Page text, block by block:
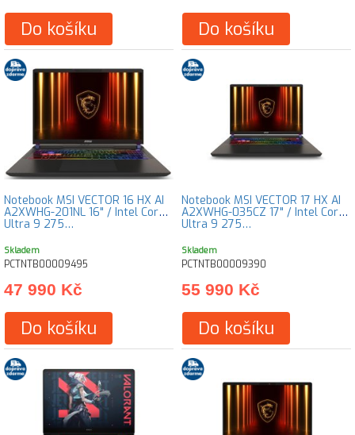
Do košíku Do košíku
Notebook MSI VECTOR 16 HX AI
A2XWHG-201NL 16" / Intel Core
Ultra 9 275…
Skladem
PCTNTB00009495
47 990 Kč
Do košíku
Notebook MSI VECTOR 17 HX AI
A2XWHG-035CZ 17" / Intel Core
Ultra 9 275…
Skladem
PCTNTB00009390
55 990 Kč
Do košíku